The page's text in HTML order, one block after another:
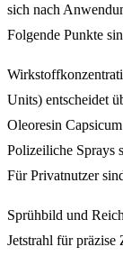
sich nach
Folgende Punkte
Units) entscheidet
Oleoresin
Polizeiliche Sprays
Für Privatnutzer
Sprühbild und
Jetstrahl für